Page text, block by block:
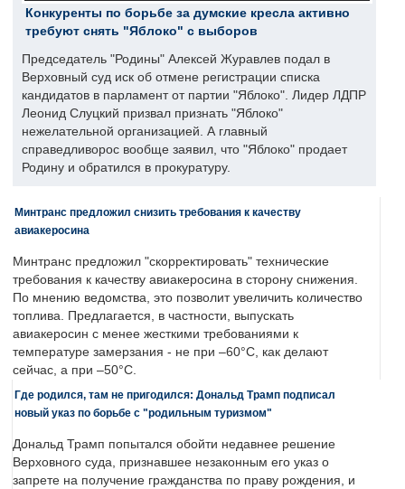
Конкуренты по борьбе за думские кресла активно
требуют снять "Яблоко" с выборов
Председатель "Родины" Алексей Журавлев подал в
Верховный суд иск об отмене регистрации списка
кандидатов в парламент от партии "Яблоко". Лидер ЛДПР
Леонид Слуцкий призвал признать "Яблоко"
нежелательной организацией. А главный
справедливорос вообще заявил, что "Яблоко" продает
Родину и обратился в прокуратуру.
Минтранс предложил снизить требования к качеству
авиакеросина
Минтранс предложил "скорректировать" технические
требования к качеству авиакеросина в сторону снижения.
По мнению ведомства, это позволит увеличить количество
топлива. Предлагается, в частности, выпускать
авиакеросин с менее жесткими требованиями к
температуре замерзания - не при –60°C, как делают
сейчас, а при –50°C.
Где родился, там не пригодился: Дональд Трамп подписал
новый указ по борьбе с "родильным туризмом"
Дональд Трамп попытался обойти недавнее решение
Верховного суда, признавшее незаконным его указ о
запрете на получение гражданства по праву рождения, и